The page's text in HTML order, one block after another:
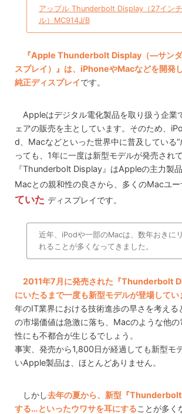
アップル Thunderbolt Display（27イン
ル）MC914J/B
『Apple Thunderbolt Display（—サンダ
スプレイ）』は、iPhoneやMacなどを開発
純正ディスプレイです。
Appleはデジタル電化製品を取り扱う企業
ェアの販売を主としています。そのため、
d、Macなどといった世界中に普及している“
っても、1年に一度は新型モデルが発売されて
『Thunderbolt Display』はAppleの主力製品
Macとの親和性の良さから、多くのMacユー
ていた ディスプレイです。
近年、iPodや一部のMacは、数年おきに
れることが多くなってきました。
2011年7月に発売された『Thunderbolt
にいたるまで一度も新型モデルが登場してい
年のIT業界における技術進歩の早さを考える
の市場価値は急激に落ち、Macのような他の
性にも不都合が生じるでしょう。
事実、発売から1,800日が経過しても新型モ
いApple製品は、ほとんどありません。
しかし去年の夏から、新型『
する…といったウワサを耳にすることが多く